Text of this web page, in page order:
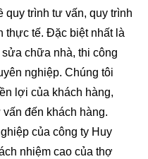
trình tư vấn, quy trình
thực tế. Đặc biệt nhất là
chữa nhà, thi công
nghiệp. Chúng tôi
lợi của khách hàng,
đến khách hàng.
của công ty Huy
nhiệm cao của thợ